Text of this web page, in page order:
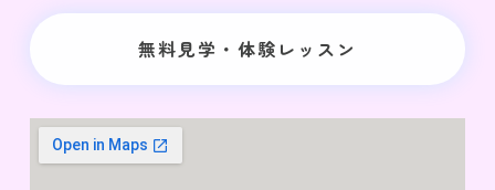
無料見学・体験レッスン